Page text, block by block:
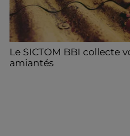
Le SICTOM BBI collecte
amiantés